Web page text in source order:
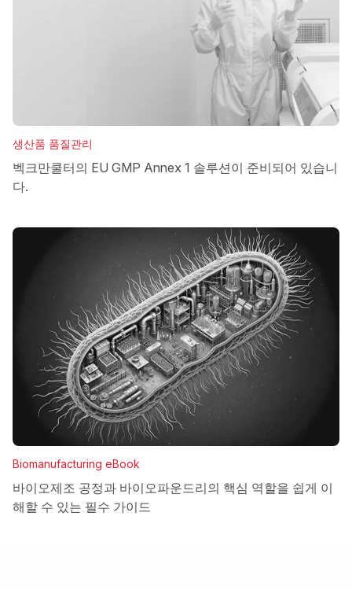
생산품 품질관리
벡크만쿨터의 EU GMP Annex 1 솔루션이 준비되어 있습니
다.
Biomanufacturing eBook
바이오제조 공정과 바이오파운드리의 핵심 역할을 쉽게 이
해할 수 있는 필수 가이드